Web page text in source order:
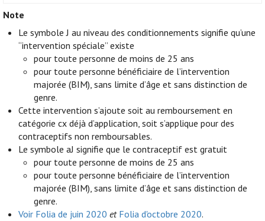
Note
Le symbole J au niveau des conditionnements signifie qu’une
“intervention spéciale” existe
pour toute personne de moins de 25 ans
pour toute personne bénéficiaire de l’intervention
majorée (BIM), sans limite d’âge et sans distinction de
genre.
Cette intervention s’ajoute soit au remboursement en
catégorie cx déjà d’application, soit s’applique pour des
contraceptifs non remboursables.
Le symbole aJ signifie que le contraceptif est gratuit
pour toute personne de moins de 25 ans
pour toute personne bénéficiaire de l’intervention
majorée (BIM), sans limite d’âge et sans distinction de
genre.
Voir Folia de juin 2020 et Folia d'octobre 2020.